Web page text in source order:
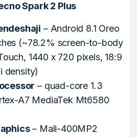
Spark 2 Plus
– Android 8.1 Oreo
(~78.2% screen-to-body
1440 x 720 pixels, 18:9
density)
– quad-core 1.3
A7 MediaTek Mt6580
– Mali-400MP2